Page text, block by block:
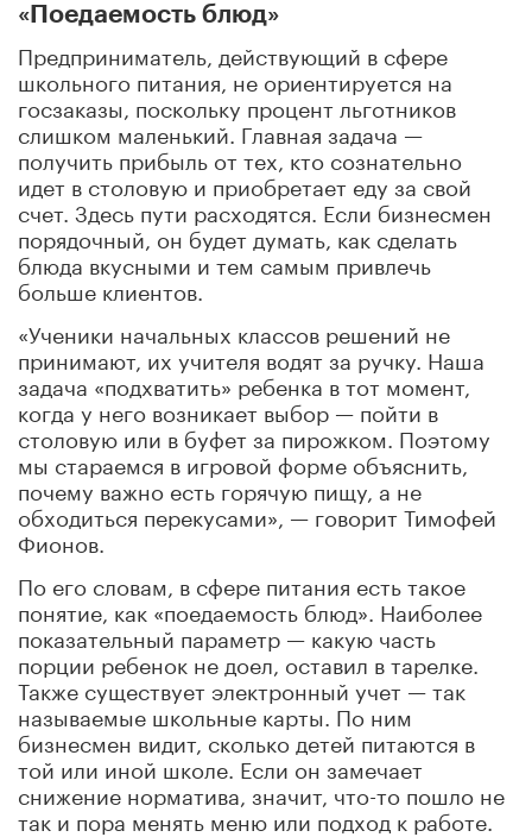
«Поедаемость блюд»
Предприниматель, действующий в сфере
школьного питания, не ориентируется на
госзаказы, поскольку процент льготников
слишком маленький. Главная задача —
получить прибыль от тех, кто сознательно
идет в столовую и приобретает еду за свой
счет. Здесь пути расходятся. Если бизнесмен
порядочный, он будет думать, как сделать
блюда вкусными и тем самым привлечь
больше клиентов.
«Ученики начальных классов решений не
принимают, их учителя водят за ручку. Наша
задача «подхватить» ребенка в тот момент,
когда у него возникает выбор — пойти в
столовую или в буфет за пирожком. Поэтому
мы стараемся в игровой форме объяснить,
почему важно есть горячую пищу, а не
обходиться перекусами», — говорит Тимофей
Фионов.
По его словам, в сфере питания есть такое
понятие, как «поедаемость блюд». Наиболее
показательный параметр — какую часть
порции ребенок не доел, оставил в тарелке.
Также существует электронный учет — так
называемые школьные карты. По ним
бизнесмен видит, сколько детей питаются в
той или иной школе. Если он замечает
снижение норматива, значит, что-то пошло не
так и пора менять меню или подход к работе.